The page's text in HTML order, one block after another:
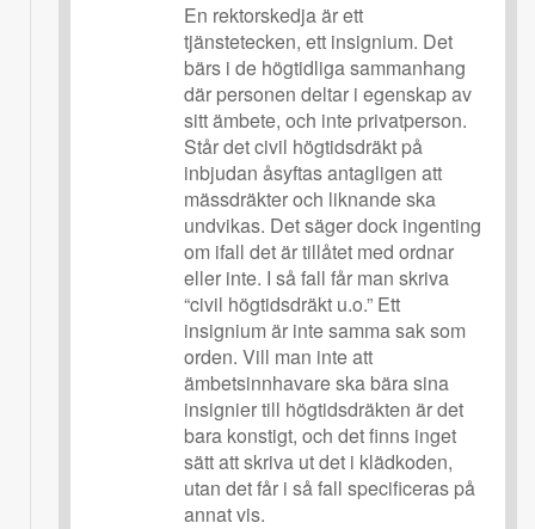
En rektorskedja är ett
tjänstetecken, ett insignium. Det
bärs i de högtidliga sammanhang
där personen deltar i egenskap av
sitt ämbete, och inte privatperson.
Står det civil högtidsdräkt på
inbjudan åsyftas antagligen att
mässdräkter och liknande ska
undvikas. Det säger dock ingenting
om ifall det är tillåtet med ordnar
eller inte. I så fall får man skriva
“civil högtidsdräkt u.o.” Ett
insignium är inte samma sak som
orden. Vill man inte att
ämbetsinnhavare ska bära sina
insignier till högtidsdräkten är det
bara konstigt, och det finns inget
sätt att skriva ut det i klädkoden,
utan det får i så fall specificeras på
annat vis.